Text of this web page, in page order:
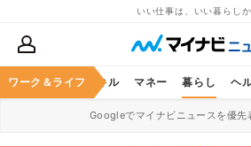
いい仕事は、いい暮らし
ワーク＆ライフ
ア ビジネススキル マネー 暮らし ヘ
Googleでマイナビニュースを優先